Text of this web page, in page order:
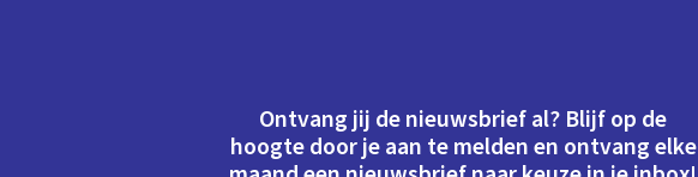
Ontvang jij de nieuwsbrief al? Blijf op de
hoogte door je aan te melden en ontvang elke